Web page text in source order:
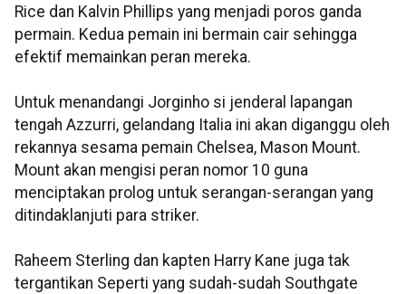
Rice dan Kalvin Phillips yang menjadi poros ganda
permain. Kedua pemain ini bermain cair sehingga
efektif memainkan peran mereka.
Untuk menandangi Jorginho si jenderal lapangan
tengah Azzurri, gelandang Italia ini akan diganggu oleh
rekannya sesama pemain Chelsea, Mason Mount.
Mount akan mengisi peran nomor 10 guna
menciptakan prolog untuk serangan-serangan yang
ditindaklanjuti para striker.
Raheem Sterling dan kapten Harry Kane juga tak
tergantikan Seperti yang sudah-sudah Southgate